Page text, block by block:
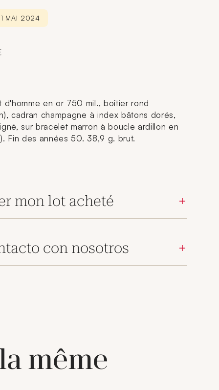
MAI 2024
d'homme en or 750 mil., boîtier rond
cadran champagne à index bâtons dorés,
sur bracelet marron à boucle ardillon en
Fin des années 50. 38,9 g. brut.
mon lot acheté
con nosotros
même